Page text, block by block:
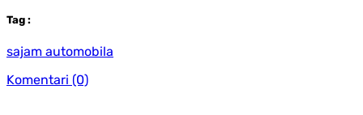
Tag :
sajam automobila
Komentari (0)